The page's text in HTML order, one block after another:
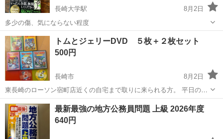
長崎大学駅
8月2日
多少の傷、気にならない程度
長崎 長崎市 長崎大学駅 競馬
トムとジェリーDVD ５枚＋２枚セット
500円
長崎市
8月2日
東長崎のローソン宿町店近くの自宅まで取りに来られる方。 平日の対
応は１７時～２１時で、土日は１０時～２１時。 前日までに、ご希望
の日時をお知らせください。 不用品の出品なので、先着順ではなくす
ぐに取りに来てくださ...
長崎 長崎市 DVD/ブルーレイ トムとジェリー
最新最強の地方公務員問題 上級 2026年度
640円